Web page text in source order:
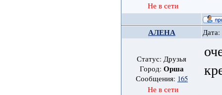
Не в сети
АЛЕНА Дата:
Статус: Друзья
Город: Орша
Сообщения: 165
Не в сети